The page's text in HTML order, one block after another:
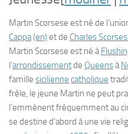
Martin Scorsese est né de
Cappa(en) et de Charles
Martin Scorsese est né à
l’arrondissementde Queensà
famille sicilienne catholique
frêle, le jeune Martin ne peut
l’emmènent fréquemment au
se destine d’abord à une vie